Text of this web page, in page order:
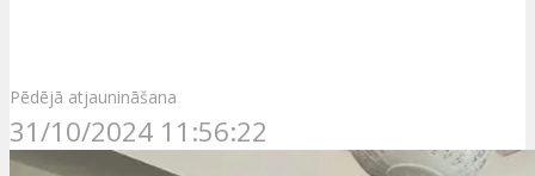
Pēdējā atjaunināšana
31/10/2024 11:56:22